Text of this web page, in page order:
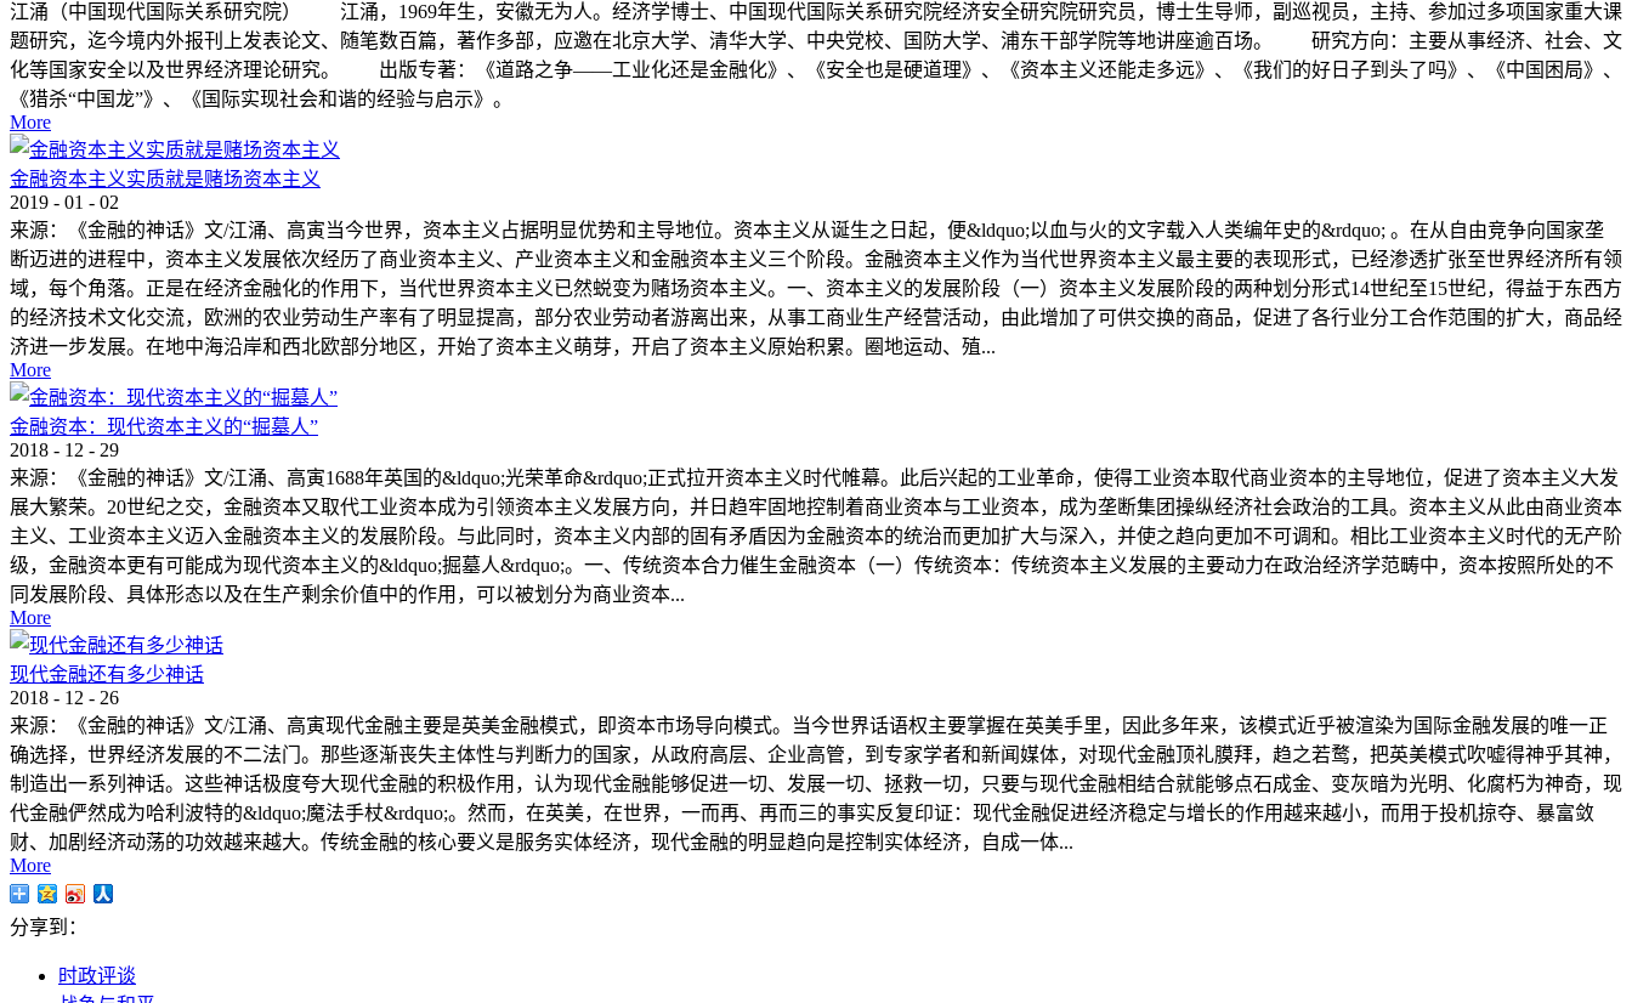
江涌（中国现代国际关系研究院） 江涌，1969年生，安徽无为人。经济学博士、中国现代国际关系研究院经济安全研究院研究员，博士生导师，副巡视员，主持、参加过多项国家重大课
题研究，迄今境内外报刊上发表论文、随笔数百篇，著作多部，应邀在北京大学、清华大学、中央党校、国防大学、浦东干部学院等地讲座逾百场。 研究方向：主要从事经济、社会、文
化等国家安全以及世界经济理论研究。 出版专著：《道路之争——工业化还是金融化》、《安全也是硬道理》、《资本主义还能走多远》、《我们的好日子到头了吗》、《中国困局》、
《猎杀“中国龙”》、《国际实现社会和谐的经验与启示》。
More
金融资本主义实质就是赌场资本主义
2019 - 01 - 02
来源：《金融的神话》文/江涌、高寅当今世界，资本主义占据明显优势和主导地位。资本主义从诞生之日起，便&ldquo;以血与火的文字载入人类编年史的&rdquo; 。在从自由竞争向国家垄
断迈进的进程中，资本主义发展依次经历了商业资本主义、产业资本主义和金融资本主义三个阶段。金融资本主义作为当代世界资本主义最主要的表现形式，已经渗透扩张至世界经济所有领
域，每个角落。正是在经济金融化的作用下，当代世界资本主义已然蜕变为赌场资本主义。一、资本主义的发展阶段（一）资本主义发展阶段的两种划分形式14世纪至15世纪，得益于东西方
的经济技术文化交流，欧洲的农业劳动生产率有了明显提高，部分农业劳动者游离出来，从事工商业生产经营活动，由此增加了可供交换的商品，促进了各行业分工合作范围的扩大，商品经
济进一步发展。在地中海沿岸和西北欧部分地区，开始了资本主义萌芽，开启了资本主义原始积累。圈地运动、殖...
More
金融资本：现代资本主义的“掘墓人”
2018 - 12 - 29
来源：《金融的神话》文/江涌、高寅1688年英国的&ldquo;光荣革命&rdquo;正式拉开资本主义时代帷幕。此后兴起的工业革命，使得工业资本取代商业资本的主导地位，促进了资本主义大发
展大繁荣。20世纪之交，金融资本又取代工业资本成为引领资本主义发展方向，并日趋牢固地控制着商业资本与工业资本，成为垄断集团操纵经济社会政治的工具。资本主义从此由商业资本
主义、工业资本主义迈入金融资本主义的发展阶段。与此同时，资本主义内部的固有矛盾因为金融资本的统治而更加扩大与深入，并使之趋向更加不可调和。相比工业资本主义时代的无产阶
级，金融资本更有可能成为现代资本主义的&ldquo;掘墓人&rdquo;。一、传统资本合力催生金融资本（一）传统资本：传统资本主义发展的主要动力在政治经济学范畴中，资本按照所处的不
同发展阶段、具体形态以及在生产剩余价值中的作用，可以被划分为商业资本...
More
现代金融还有多少神话
2018 - 12 - 26
来源：《金融的神话》文/江涌、高寅现代金融主要是英美金融模式，即资本市场导向模式。当今世界话语权主要掌握在英美手里，因此多年来，该模式近乎被渲染为国际金融发展的唯一正
确选择，世界经济发展的不二法门。那些逐渐丧失主体性与判断力的国家，从政府高层、企业高管，到专家学者和新闻媒体，对现代金融顶礼膜拜，趋之若鹜，把英美模式吹嘘得神乎其神，
制造出一系列神话。这些神话极度夸大现代金融的积极作用，认为现代金融能够促进一切、发展一切、拯救一切，只要与现代金融相结合就能够点石成金、变灰暗为光明、化腐朽为神奇，现
代金融俨然成为哈利波特的&ldquo;魔法手杖&rdquo;。然而，在英美，在世界，一而再、再而三的事实反复印证：现代金融促进经济稳定与增长的作用越来越小，而用于投机掠夺、暴富敛
财、加剧经济动荡的功效越来越大。传统金融的核心要义是服务实体经济，现代金融的明显趋向是控制实体经济，自成一体...
More
分享到：
时政评谈